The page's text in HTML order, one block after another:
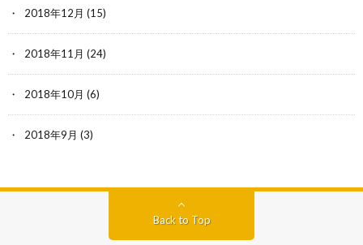
2018年12月 (15)
2018年11月 (24)
2018年10月 (6)
2018年9月 (3)
Back to Top